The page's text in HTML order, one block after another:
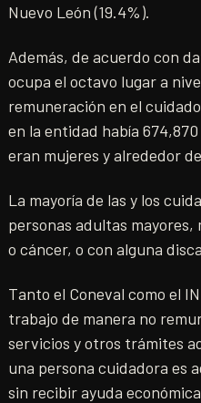
Nuevo León (19.4%).
Además, de acuerdo con
ocupa el octavo lugar a
remuneración en el
en la entidad había
eran mujeres y alrededor
La mayoría de las y los
personas adultas
o cáncer, o con alguna
Tanto el Coneval como el
trabajo de manera no
servicios y otros trámites
una persona cuidadora es
sin recibir ayuda